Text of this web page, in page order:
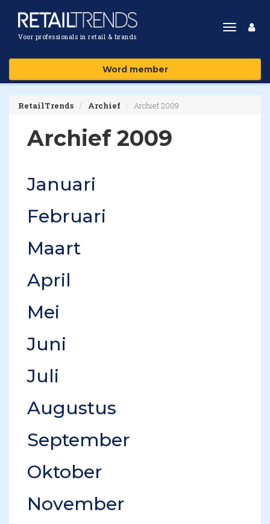
Voor professionals in retail & brands
Toggle
Word member
RetailTrends Archief Archief 2009
Archief 2009
Januari
Februari
Maart
April
Mei
Juni
Juli
Augustus
September
Oktober
November